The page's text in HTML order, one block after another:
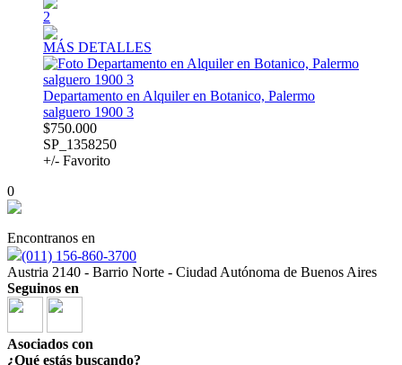
2
MÁS DETALLES
Departamento en Alquiler en Botanico, Palermo
salguero 1900 3
$750.000
SP_1358250
+/- Favorito
0
Encontranos en
(011) 156-860-3700
Austria 2140 - Barrio Norte - Ciudad Autónoma de Buenos Aires
Seguinos en
Asociados con
¿Qué estás buscando?